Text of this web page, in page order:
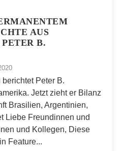
AUS
B.
Peter B.
Jetzt zieht er Bilanz
Brasilien, Argentinien,
Liebe Freundinnen und
und Kollegen, Diese
Feature...